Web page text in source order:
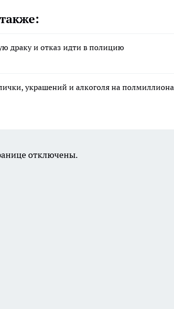
драку и отказ идти в полицию
украшений и алкоголя на полмиллиона
отключены.